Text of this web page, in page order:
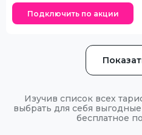
Подключить по акции
Изучив список всех
выбрать для себя
бесплатное